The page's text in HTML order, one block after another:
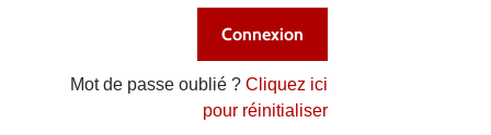
Mot de passe oublié ?Cliquez ici
pour réinitialiser